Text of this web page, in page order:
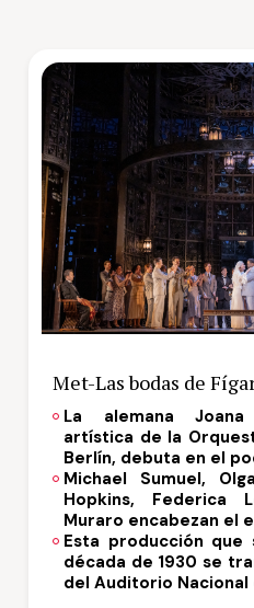
Met-Las bodas de
La alemana
artística de la
Berlín, debuta en el
Michael Sumuel,
Hopkins, Federica
Muraro encabezan el
Esta producción
década de 1930 se
del Auditorio Nacional